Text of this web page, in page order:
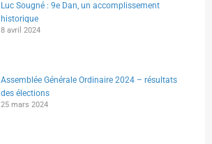
Luc Sougné : 9e Dan, un accomplissement
historique
8 avril 2024
Assemblée Générale Ordinaire 2024 – résultats
des élections
25 mars 2024